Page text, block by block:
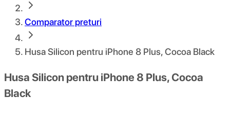
Comparator preturi
Husa Silicon pentru iPhone 8 Plus, Cocoa Black
Husa Silicon pentru iPhone 8 Plus, Cocoa
Black